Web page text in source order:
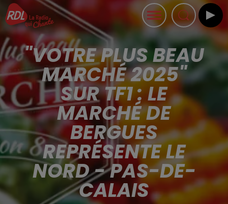
"VOTRE PLUS BEAU
MARCHÉ 2025"
SUR TF1 : LE
MARCHÉ DE
BERGUES
REPRÉSENTE LE
NORD - PAS-DE-
CALAIS